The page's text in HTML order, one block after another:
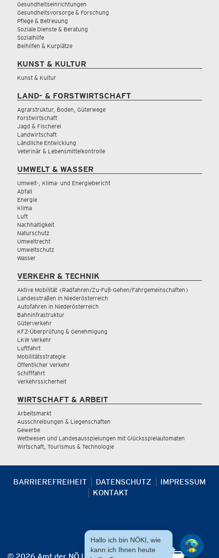
Gesundheitseinrichtungen
Gesundheitsvorsorge & Forschung
Pflege & Betreuung
Soziale Dienste & Beratung
Sozialhilfe
Beihilfen & Kurplätze
KUNST & KULTUR
Kunst & Kultur
LAND- & FORSTWIRTSCHAFT
Agrarstruktur, Boden, Güterwege
Forstwirtschaft
Jagd & Fischerei
Landwirtschaft
Ländliche Entwicklung
Veterinär & Lebensmittelkontrolle
UMWELT & WASSER
Umwelt-, Klima- und Energiebericht
Abfall
Energie
Klima
Luft
Nachhaltigkeit
Naturschutz
Umweltrecht
Umweltschutz
Wasser
VERKEHR & TECHNIK
Aktive Mobilität (Radfahren/Zu-Fuß-Gehen/Fahrgemeinschaften)
Landesstraßen in Niederösterreich
Autofahren in Niederösterreich
Bahninfrastruktur
Güterverkehr
KFZ-Überprüfung & Genehmigung
LKW Verkehr
Luftfahrt
Mobilitätsstrategie
Öffentlicher Verkehr
Schifffahrt
Verkehrssicherheit
WIRTSCHAFT & ARBEIT
Arbeitsmarkt
Ausschreibungen & Liegenschaften
Gewerbe
Wettwesen und Landesausspielungen mit Glücksspielautomaten
Wirtschaft, Tourismus & Technologie
BARRIEREFREIHEIT DATENSCHUTZ
IMPRESSUM
KONTAKT
Hallo ich bin NÖKI, wie
kann ich Ihnen heute